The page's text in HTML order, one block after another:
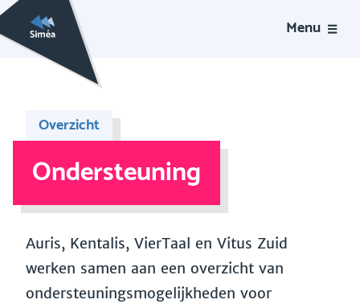
Menu
Overzicht
Ondersteuning
Auris, Kentalis, VierTaal en Vitus Zuid
werken samen aan een overzicht van
ondersteuningsmogelijkheden voor